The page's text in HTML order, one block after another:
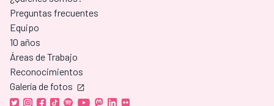
Preguntas frecuentes
Equipo
10 años
Áreas de Trabajo
Reconocimientos
Galería de fotos